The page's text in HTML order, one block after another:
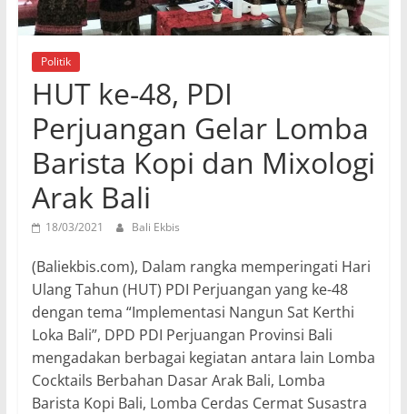
Politik
HUT ke-48, PDI
Perjuangan Gelar Lomba
Barista Kopi dan Mixologi
Arak Bali
18/03/2021 Bali Ekbis
(Baliekbis.com), Dalam rangka memperingati Hari
Ulang Tahun (HUT) PDI Perjuangan yang ke-48
dengan tema “Implementasi Nangun Sat Kerthi
Loka Bali”, DPD PDI Perjuangan Provinsi Bali
mengadakan berbagai kegiatan antara lain Lomba
Cocktails Berbahan Dasar Arak Bali, Lomba
Barista Kopi Bali, Lomba Cerdas Cermat Susastra